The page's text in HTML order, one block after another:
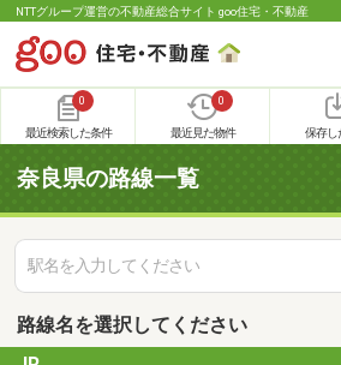
NTTグループ運営の不動産総合サイト goo住宅・不動産
0
最近検索した条件
0
最近見た物件 保存し
奈良県の路線一覧
路線名を選択してください